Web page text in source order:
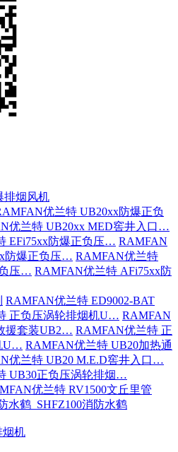
排烟风机
优兰特 UB20xx防爆正负
优兰特 UB20xx MED窖井入口…
EFi75xx防爆正负压… RAMFAN
防爆正负压… RAMFAN优兰特
压… RAMFAN优兰特 AFi75xx防
RAMFAN优兰特 ED9002-BAT
正负压涡轮排烟机U… RAMFAN
援套装UB2… RAMFAN优兰特 正
U… RAMFAN优兰特 UB20加热通
优兰特 UB20 M.E.D窖井入口…
UB30正负压涡轮排烟…
优兰特 RV1500文丘里管
水鹤_SHFZ100消防水鹤
烟机